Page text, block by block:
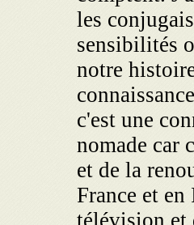
les
sensibilités
notre
c'est une
nomade car
et de la
France et
télévision et